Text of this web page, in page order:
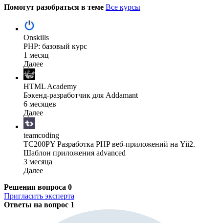
Помогут разобраться в теме Все курсы
Onskills
PHP: базовый курс
1 месяц
Далее
HTML Academy
Бэкенд-разработчик для Addamant
6 месяцев
Далее
teamcoding
TC200PY Разработка PHP веб-приложений на Yii2.
Шаблон приложения advanced
3 месяца
Далее
Решения вопроса 0
Пригласить эксперта
Ответы на вопрос 1